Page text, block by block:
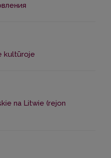
kultūroje
na Litwie (rejon